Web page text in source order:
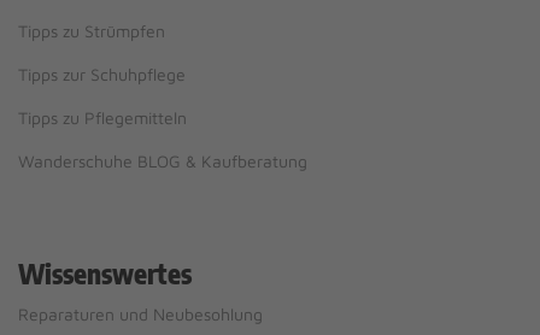
Tipps zu Strümpfen
Tipps zur Schuhpflege
Tipps zu Pflegemitteln
Wanderschuhe BLOG & Kaufberatung
Wissenswertes
Reparaturen und Neubesohlung